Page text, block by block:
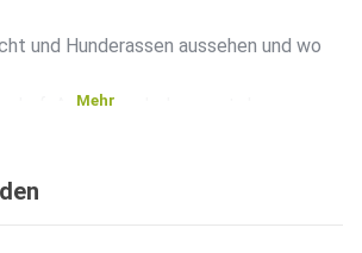
und Hunderassen aussehen und wo
darf. Außerdem bekommst du
Mehr